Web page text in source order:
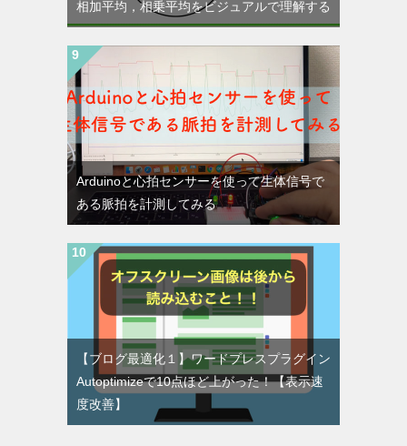
相加平均，相乗平均をビジュアルで理解する
Arduinoと心拍センサーを使って生体信号で
ある脈拍を計測してみる
【ブログ最適化１】ワードプレスプラグイン
Autoptimizeで10点ほど上がった！【表示速
度改善】